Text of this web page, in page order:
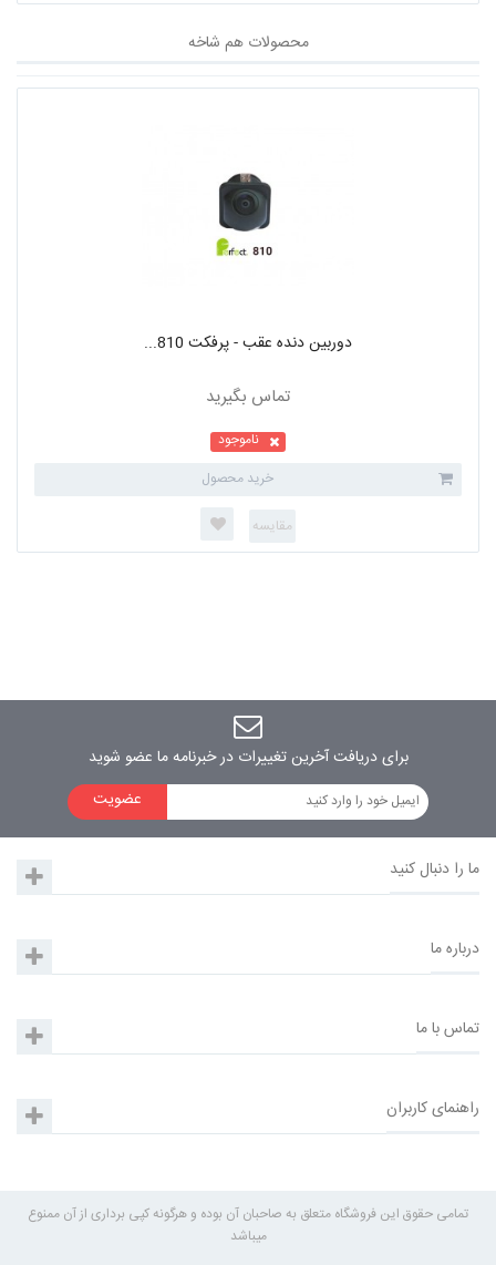
محصولات هم شاخه
دوربین دنده عقب - پرفکت 810...
تماس بگیرید
ناموجود
خرید محصول
برای دریافت آخرین تغییرات در خبرنامه ما عضو شوید
عضویت
ما را دنبال کنید
درباره ما
تماس با ما
راهنمای کاربران
تمامی حقوق این فروشگاه متعلق به صاحبان آن بوده و هرگونه کپی برداری از آن ممنوع
میباشد